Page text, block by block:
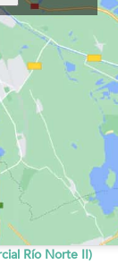
Río Norte II)